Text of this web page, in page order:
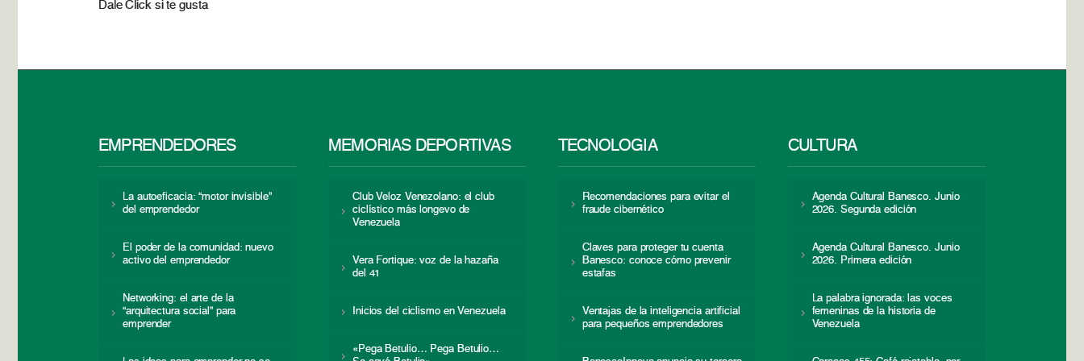
Dale Click si te gusta
EMPRENDEDORES
La autoeficacia: “motor invisible”
del emprendedor
El poder de la comunidad: nuevo
activo del emprendedor
Networking: el arte de la
“arquitectura social” para
emprender
MEMORIAS DEPORTIVAS
Club Veloz Venezolano: el club
ciclístico más longevo de
Venezuela
Vera Fortique: voz de la hazaña
del 41
Inicios del ciclismo en Venezuela
«Pega Betulio… Pega Betulio…
TECNOLOGÍA
Recomendaciones para evitar el
fraude cibernético
Claves para proteger tu cuenta
Banesco: conoce cómo prevenir
estafas
Ventajas de la inteligencia artificial
para pequeños emprendedores
CULTURA
Agenda Cultural Banesco. Junio
2026. Segunda edición
Agenda Cultural Banesco. Junio
2026. Primera edición
La palabra ignorada: las voces
femeninas de la historia de
Venezuela